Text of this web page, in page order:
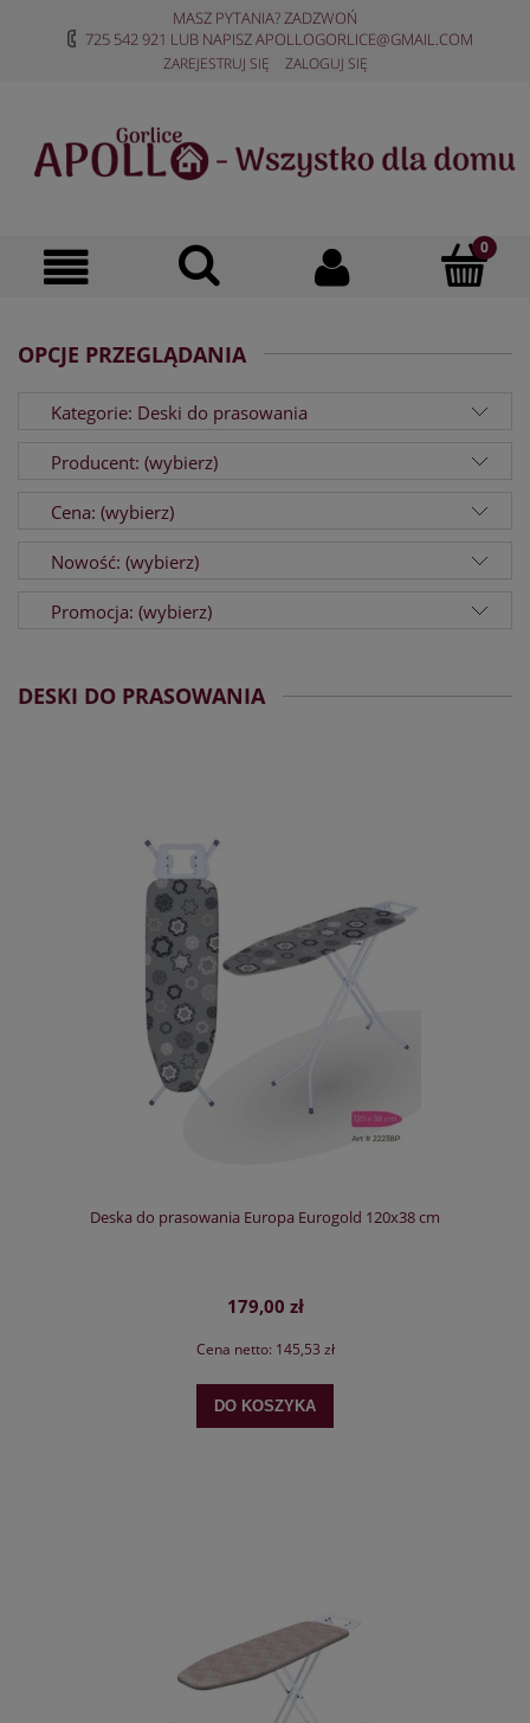
MASZ PYTANIA? ZADZWOŃ
725 542 921 LUB NAPISZAPOLLOGORLICE@GMAIL.COM
ZAREJESTRUJ SIĘ ZALOGUJ SIĘ
OPCJE PRZEGLĄDANIA
Kategorie: Deski do prasowania
Producent: (wybierz)
Cena: (wybierz)
Nowość: (wybierz)
Promocja: (wybierz)
DESKI DO PRASOWANIA
Deska do prasowania Europa Eurogold 120x38 cm
179,00 zł
Cena netto: 145,53 zł
DO KOSZYKA